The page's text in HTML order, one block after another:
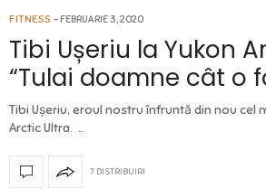
FITNESS FEBRUARIE 3, 2020
Tibi Ușeriu la Yukon
“Tulai doamne cât o
Tibi Ușeriu, eroul nostru înfruntă din nou cel
Arctic Ultra. …
7 DISTRIBUIRI